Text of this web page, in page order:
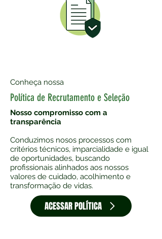
Conheça nossa
Política de Recrutamento e Seleção
Nosso compromisso com a
transparência
Conduzimos nosos processos com
critérios técnicos, imparcialidade e igual
de oportunidades, buscando
profissionais alinhados aos nossos
valores de cuidado, acolhimento e
transformação de vidas.
ACESSAR POLÍTICA